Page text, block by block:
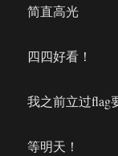
简直高光
四四好看！
我之前立过flag
等明天！